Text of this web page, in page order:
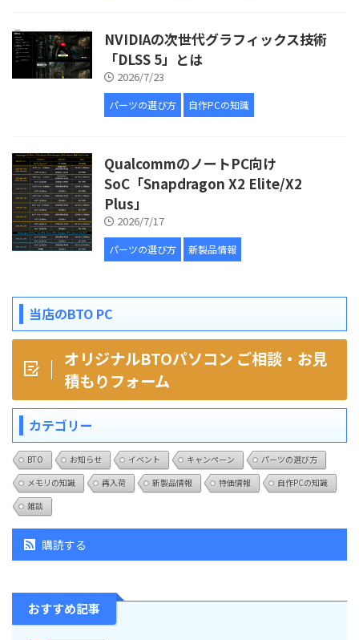
NVIDIAの次世代グラフィックス技術
「DLSS 5」とは
2026/7/23
パーツの選び方 自作PCの知識
QualcommのノートPC向け
SoC「Snapdragon X2 Elite/X2
Plus」
2026/7/17
パーツの選び方 新製品情報
当店のBTO PC
オリジナルBTOパソコン ご相談・お見
積もりフォーム
カテゴリー
BTO お知らせ イベント キャンペーン
パーツの選び方
メモリの知識
再入荷 新製品情報 特価情報
自作PCの知識
雑談
購読する
おすすめ記事